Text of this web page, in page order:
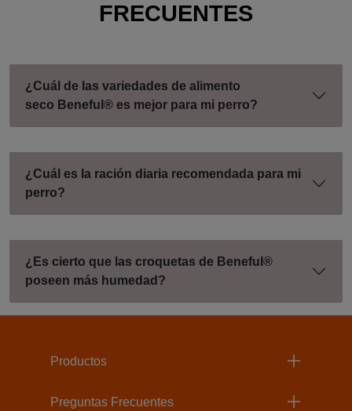
FRECUENTES
¿Cuál de las variedades de alimento
seco Beneful® es mejor para mi perro?
¿Cuál es la ración diaria recomendada para mi
perro?
¿Es cierto que las croquetas de Beneful®
poseen más humedad?
Productos
Preguntas Frecuentes